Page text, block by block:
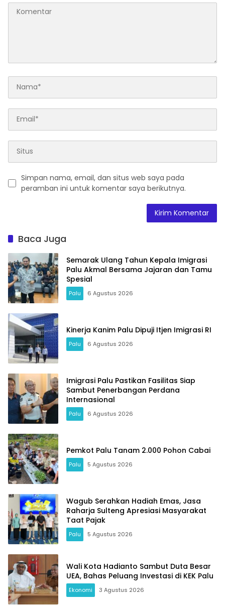
Simpan nama, email, dan situs web saya pada
peramban ini untuk komentar saya berikutnya.
Baca Juga
Semarak Ulang Tahun Kepala Imigrasi
Palu Akmal Bersama Jajaran dan Tamu
Spesial
Palu 6 Agustus 2026
Kinerja Kanim Palu Dipuji Itjen Imigrasi RI
Palu 6 Agustus 2026
Imigrasi Palu Pastikan Fasilitas Siap
Sambut Penerbangan Perdana
Internasional
Palu 6 Agustus 2026
Pemkot Palu Tanam 2.000 Pohon Cabai
Palu 5 Agustus 2026
Wagub Serahkan Hadiah Emas, Jasa
Raharja Sulteng Apresiasi Masyarakat
Taat Pajak
Palu 5 Agustus 2026
Wali Kota Hadianto Sambut Duta Besar
UEA, Bahas Peluang Investasi di KEK Palu
Ekonomi 3 Agustus 2026